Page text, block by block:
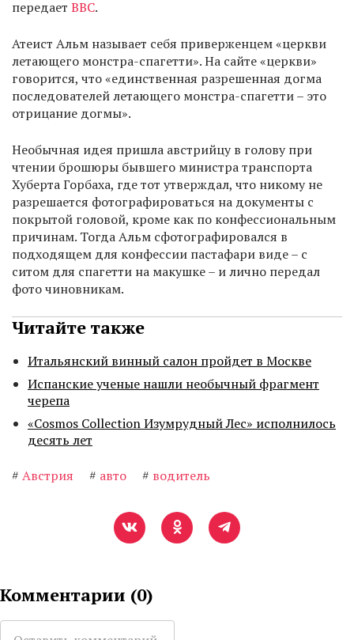
передает ВВС.
Атеист Альм называет себя приверженцем «церкви
летающего монстра-спагетти». На сайте «церкви»
говорится, что «единственная разрешенная догма
последователей летающего монстра-спагетти – это
отрицание догмы».
Необычная идея пришла австрийцу в голову при
чтении брошюры бывшего министра транспорта
Хуберта Горбаха, где тот утверждал, что никому не
разрешается фотографироваться на документы с
покрытой головой, кроме как по конфессиональным
причинам. Тогда Альм сфотографировался в
подходящем для конфессии пастафари виде – с
ситом для спагетти на макушке – и лично передал
фото чиновникам.
Читайте также
Итальянский винный салон пройдет в Москве
Испанские ученые нашли необычный фрагмент
черепа
«Cosmos Collection Изумрудный Лес» исполнилось
десять лет
# Австрия # авто # водитель
Комментарии (0)